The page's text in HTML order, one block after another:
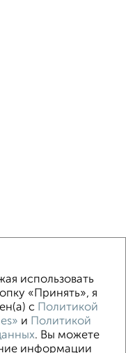
посредников
улица Гайдара 11
использовать
«Принять», я
с Политикой
и Политикой
. Вы можете
информации